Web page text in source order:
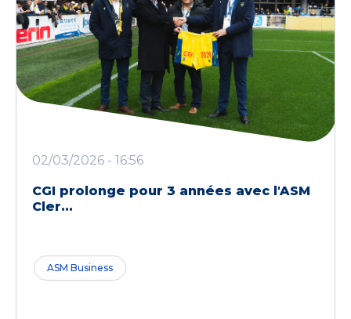
02/03/2026 - 16:56
CGI prolonge pour 3 années avec l'ASM
Cler...
ASM Business